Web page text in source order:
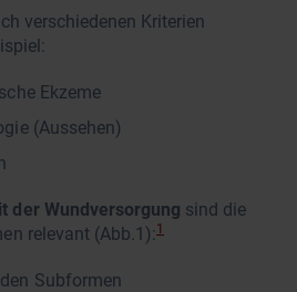
verschiedenen Kriterien
Ekzeme
(Aussehen)
der Wundversorgung sind die
relevant (Abb.1):1
Subformen